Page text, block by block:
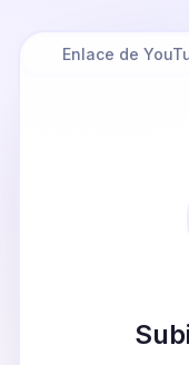
Enlace de